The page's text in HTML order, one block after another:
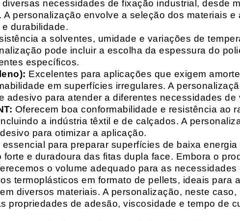
necessidades de fixação industrial, desde
personalização envolve a seleção dos materiais e
durabilidade.
a solventes, umidade e variações de
pode incluir a escolha da espessura do
específicos.
Excelentes para aplicações que exigem
em superfícies irregulares. A
adesivo para atender a diferentes necessidades de
Oferecem boa conformabilidade e resistência ao
a indústria têxtil e de calçados. A
para otimizar a aplicação.
essencial para preparar superfícies de baixa
e duradoura das fitas dupla face. Embora o
o volume adequado para as
termoplásticos em formato de pellets, ideais para
diversos materiais. A personalização, neste
propriedades de adesão, viscosidade e tempo de